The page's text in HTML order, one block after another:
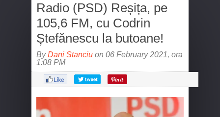
Radio (PSD) Reșița, pe
105,6 FM, cu Codrin
Ștefănescu la butoane!
ByDani Stanciu on 06 February 2021, ora
1:08 PM